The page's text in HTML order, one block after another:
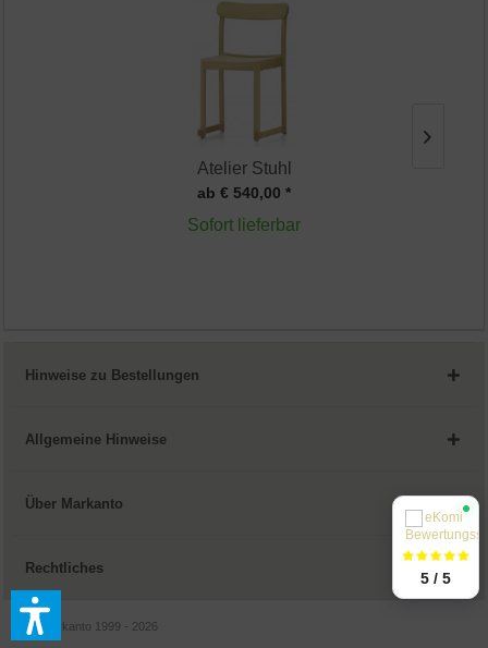
Atelier Stuhl
ab € 540,00 *
Sofort lieferbar
Hinweise zu Bestellungen
Allgemeine Hinweise
Über Markanto
Rechtliches
© by Markanto 1999 - 2026
5 / 5